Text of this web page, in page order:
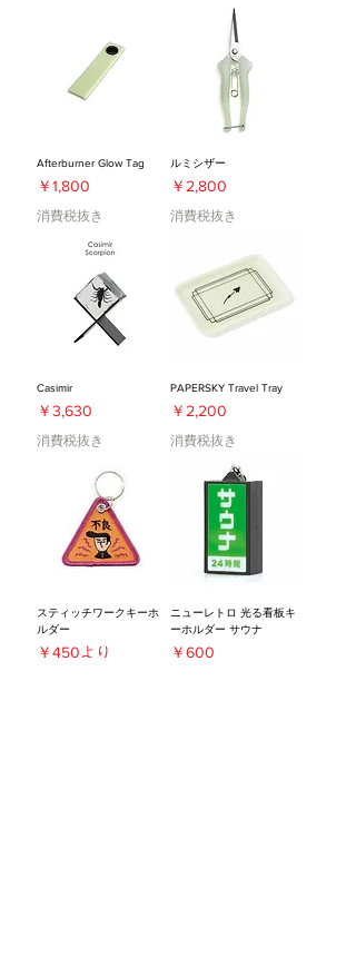
Afterburner Glow Tag
価格
￥1,800
消費税抜き
ルミシザー
価格
￥2,800
消費税抜き
Casimir
価格
￥3,630
消費税抜き
PAPERSKY Travel Tray
価格
￥2,200
消費税抜き
スティッチワークキーホ
ルダー
￥450より
セール価格
ニューレトロ 光る看板キ
ーホルダー サウナ
価格
￥600